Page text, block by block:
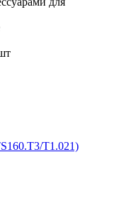
T1.021)